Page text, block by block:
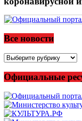
Все новости
Все
Официальные